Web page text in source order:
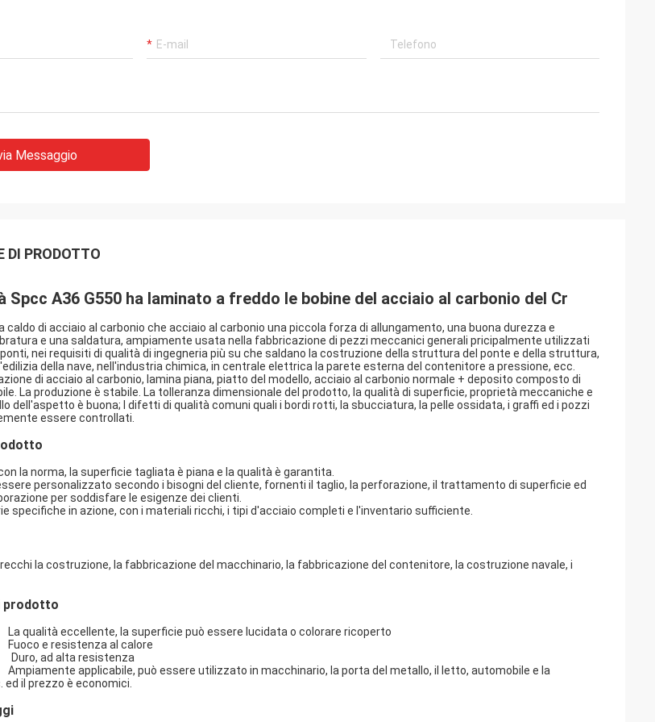
Messaggio
DI PRODOTTO
Spcc A36 G550 ha laminato a freddo le bobine del acciaio al carbonio del Cr
caldo di acciaio al carbonio che acciaio al carbonio una piccola forza di allungamento, una buona durezza e
e una saldatura, ampiamente usata nella fabbricazione di pezzi meccanici generali pricipalmente utilizzati
nei requisiti di qualità di ingegneria più su che saldano la costruzione della struttura del ponte e della struttura,
della nave, nell'industria chimica, in centrale elettrica la parete esterna del contenitore a pressione, ecc.
di acciaio al carbonio, lamina piana, piatto del modello, acciaio al carbonio normale + deposito composto di
La produzione è stabile. La tolleranza dimensionale del prodotto, la qualità di superficie, proprietà meccaniche e
dell'aspetto è buona; I difetti di qualità comuni quali i bordi rotti, la sbucciatura, la pelle ossidata, i graffi ed i pozzi
essere controllati.
la norma, la superficie tagliata è piana e la qualità è garantita.
personalizzato secondo i bisogni del cliente, fornenti il taglio, la perforazione, il trattamento di superficie ed
per soddisfare le esigenze dei clienti.
specifiche in azione, con i materiali ricchi, i tipi d'acciaio completi e l'inventario sufficiente.
la costruzione, la fabbricazione del macchinario, la fabbricazione del contenitore, la costruzione navale, i
prodotto
qualità eccellente, la superficie può essere lucidata o colorare ricoperto
e resistenza al calore
ad alta resistenza
applicabile, può essere utilizzato in macchinario, la porta del metallo, il letto, automobile e la
il prezzo è economici.